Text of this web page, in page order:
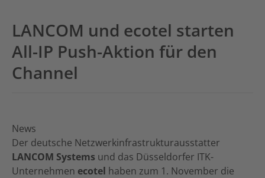
LANCOM und ecotel starten
All-IP Push-Aktion für den
Channel
News
Der deutsche Netzwerkinfrastrukturausstatter
LANCOM Systems und das Düsseldorfer ITK-
Unternehmen ecotel haben zum 1. November die